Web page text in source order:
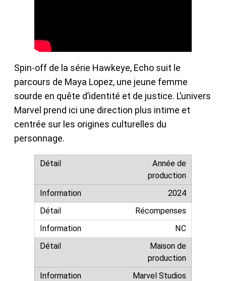
Spin-off de la série Hawkeye, Echo suit le
parcours de Maya Lopez, une jeune femme
sourde en quête d’identité et de justice. L’univers
Marvel prend ici une direction plus intime et
centrée sur les origines culturelles du
personnage.
Année de
production
2024
Récompenses
NC
Maison de
production
Marvel Studios